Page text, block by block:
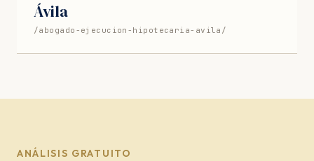
Ávila
/abogado-ejecucion-hipotecaria-avila/
ANÁLISIS GRATUITO